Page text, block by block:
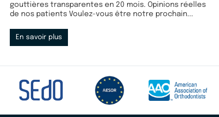
gouttières transparentes en 20 mois. Opinions réelles
de nos patients Voulez-vous être notre prochain...
En savoir plus